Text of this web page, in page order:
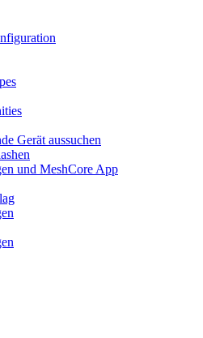
Gerät aussuchen
und MeshCore App